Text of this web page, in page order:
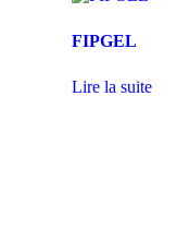
FIPGEL
Lire la suite